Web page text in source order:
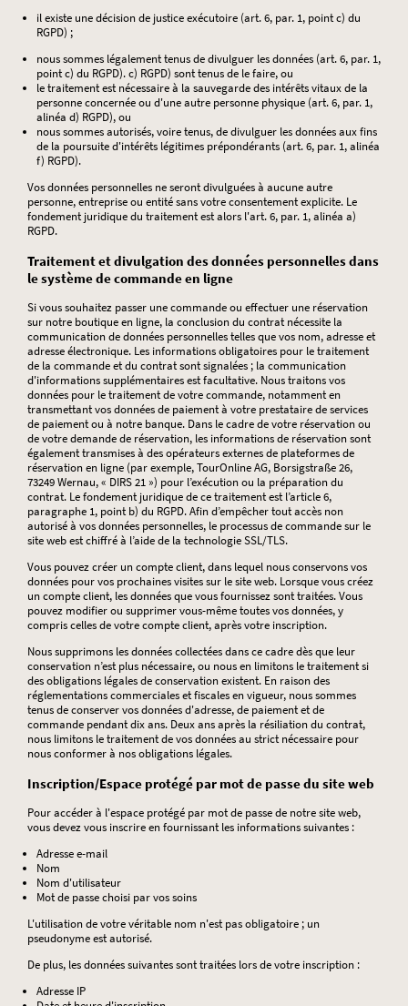
il existe une décision de justice exécutoire (art. 6, par. 1, point c) du
RGPD) ;
nous sommes légalement tenus de divulguer les données (art. 6, par. 1,
point c) du RGPD). c) RGPD) sont tenus de le faire, ou
le traitement est nécessaire à la sauvegarde des intérêts vitaux de la
personne concernée ou d'une autre personne physique (art. 6, par. 1,
alinéa d) RGPD), ou
nous sommes autorisés, voire tenus, de divulguer les données aux fins
de la poursuite d'intérêts légitimes prépondérants (art. 6, par. 1, alinéa
f) RGPD).
Vos données personnelles ne seront divulguées à aucune autre
personne, entreprise ou entité sans votre consentement explicite. Le
fondement juridique du traitement est alors l'art. 6, par. 1, alinéa a)
RGPD.
Traitement et divulgation des données personnelles dans
le système de commande en ligne
Si vous souhaitez passer une commande ou effectuer une réservation
sur notre boutique en ligne, la conclusion du contrat nécessite la
communication de données personnelles telles que vos nom, adresse et
adresse électronique. Les informations obligatoires pour le traitement
de la commande et du contrat sont signalées ; la communication
d'informations supplémentaires est facultative. Nous traitons vos
données pour le traitement de votre commande, notamment en
transmettant vos données de paiement à votre prestataire de services
de paiement ou à notre banque. Dans le cadre de votre réservation ou
de votre demande de réservation, les informations de réservation sont
également transmises à des opérateurs externes de plateformes de
réservation en ligne (par exemple, TourOnline AG, Borsigstraße 26,
73249 Wernau, « DIRS 21 ») pour l’exécution ou la préparation du
contrat. Le fondement juridique de ce traitement est l’article 6,
paragraphe 1, point b) du RGPD. Afin d’empêcher tout accès non
autorisé à vos données personnelles, le processus de commande sur le
site web est chiffré à l’aide de la technologie SSL/TLS.
Vous pouvez créer un compte client, dans lequel nous conservons vos
données pour vos prochaines visites sur le site web. Lorsque vous créez
un compte client, les données que vous fournissez sont traitées. Vous
pouvez modifier ou supprimer vous-même toutes vos données, y
compris celles de votre compte client, après votre inscription.
Nous supprimons les données collectées dans ce cadre dès que leur
conservation n’est plus nécessaire, ou nous en limitons le traitement si
des obligations légales de conservation existent. En raison des
réglementations commerciales et fiscales en vigueur, nous sommes
tenus de conserver vos données d'adresse, de paiement et de
commande pendant dix ans. Deux ans après la résiliation du contrat,
nous limitons le traitement de vos données au strict nécessaire pour
nous conformer à nos obligations légales.
Inscription/Espace protégé par mot de passe du site web
Pour accéder à l'espace protégé par mot de passe de notre site web,
vous devez vous inscrire en fournissant les informations suivantes :
Adresse e-mail
Nom
Nom d'utilisateur
Mot de passe choisi par vos soins
L'utilisation de votre véritable nom n'est pas obligatoire ; un
pseudonyme est autorisé.
De plus, les données suivantes sont traitées lors de votre inscription :
Adresse IP